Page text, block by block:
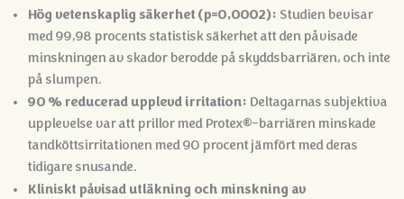
Hög vetenskaplig säkerhet (p=0,0002): Studien bevisar
med 99,98 procents statistisk säkerhet att den påvisade
minskningen av skador berodde på skyddsbarriären, och inte
på slumpen.
90 % reducerad upplevd irritation: Deltagarnas subjektiva
upplevelse var att prillor med Protex®-barriären minskade
tandköttsirritationen med 90 procent jämfört med deras
tidigare snusande.
Kliniskt påvisad utläkning och minskning av